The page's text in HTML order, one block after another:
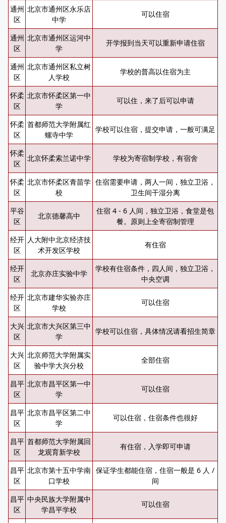
通州
区
北京市通州区永乐店
中学
可以住宿
通州
区
北京市通州区运河中
学
开学报到当天可以重新申请住宿
通州
区
北京市通州区私立树
人学校
学校的普高以住宿为主
怀柔
区
北京市怀柔区第一中
学
可以住，来了后可以申请
怀柔
区
首都师范大学附属红
螺寺中学
学校可以住宿，提交申请，一般可满足
怀柔
区
北京怀柔索兰诺中学 学校为寄宿制学校，有宿舍
怀柔
区
北京市怀柔区青苗学
校
住宿需要申请，两人一间，独立卫浴，
卫生间干湿分离
平谷
区
北京德馨高中
住宿 4 - 6 人间，独立卫浴，食堂是包
餐。原则上全寄宿制管理
经开
区
人大附中北京经济技
术开发区学校
有住宿
经开
区
北京亦庄实验中学
学校有住宿条件，四人间，独立卫浴，
中央空调
经开
区
北京市建华实验亦庄
学校
可以住宿
大兴
区
北京市大兴区第三中
学
学校可以住宿，具体情况请看招生简章
大兴
区
北京师范大学附属实
验中学大兴分校
全部住宿
昌平
区
北京市昌平区第一中
学
可以住宿
昌平
区
北京市昌平区第二中
学
可以住宿，住宿条件也很好
昌平
区
首都师范大学附属回
龙观育新学校
有住宿，入学即可申请
昌平
区
北京市第十五中学南
口学校
保证学生都能住宿，住宿一般是 6 人 /
间
昌平
区
中央民族大学附属中
学昌平学校
可以住宿